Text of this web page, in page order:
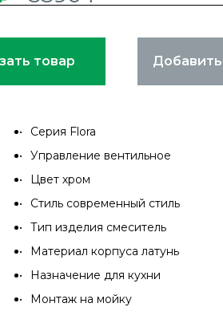
товар
Серия Flora
Управление вентильное
Цвет хром
Стиль современный стиль
Тип изделия cмеситель
Материал корпуса латунь
Назначение для кухни
Монтаж на мойку